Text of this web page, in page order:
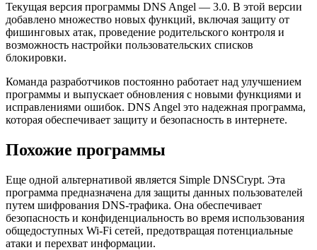
Текущая версия программы DNS Angel — 3.0. В этой версии
добавлено множество новых функций, включая защиту от
фишинговых атак, проведение родительского контроля и
возможность настройки пользовательских списков
блокировки.
Команда разработчиков постоянно работает над улучшением
программы и выпускает обновления с новыми функциями и
исправлениями ошибок. DNS Angel это надежная программа,
которая обеспечивает защиту и безопасность в интернете.
Похожие программы
Еще одной альтернативой является Simple DNSCrypt. Эта
программа предназначена для защиты данных пользователей
путем шифрования DNS-трафика. Она обеспечивает
безопасность и конфиденциальность во время использования
общедоступных Wi-Fi сетей, предотвращая потенциальные
атаки и перехват информации.